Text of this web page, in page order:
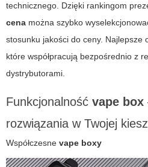
technicznego. Dzięki rankingom
cena można szybko
stosunku jakości do ceny. Najlepsze
które współpracują bezpośrednio z
dystrybutorami.
Funkcjonalność vape box
rozwiązania w Twojej
Współczesne vape boxy